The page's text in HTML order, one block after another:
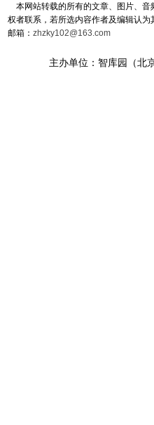
本网站转载的所有的文章、图片、音
权者联系，若所选内容作者及编辑认
邮箱： zhzky102@163.com
主办单位：智库园（北